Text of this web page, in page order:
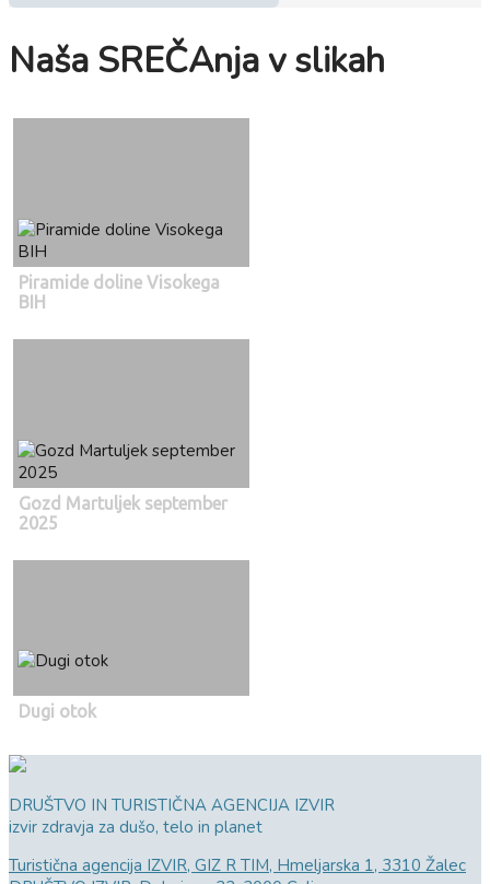
Naša SREČAnja v slikah
Piramide doline Visokega
BIH
Gozd Martuljek september
2025
Dugi otok
DRUŠTVO IN TURISTIČNA AGENCIJA IZVIR
izvir zdravja za dušo, telo in planet
Turistična agencija IZVIR, GIZ R TIM, Hmeljarska 1, 3310 Žalec